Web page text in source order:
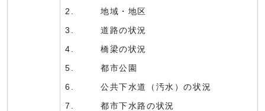
2. 地域・地区
3. 道路の状況
4. 橋梁の状況
5. 都市公園
6. 公共下水道（汚水）の状況
7. 都市下水路の状況